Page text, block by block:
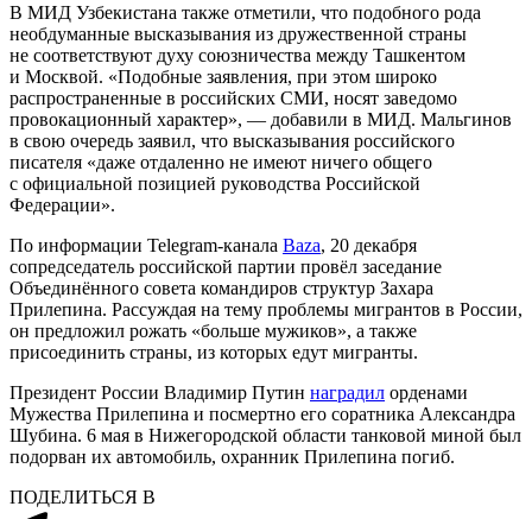
В МИД Узбекистана также отметили, что подобного рода
необдуманные высказывания из дружественной страны
не соответствуют духу союзничества между Ташкентом
и Москвой. «Подобные заявления, при этом широко
распространенные в российских СМИ, носят заведомо
провокационный характер», — добавили в МИД. Мальгинов
в свою очередь заявил, что высказывания российского
писателя «даже отдаленно не имеют ничего общего
с официальной позицией руководства Российской
Федерации».
По информации Telegram-канала Baza, 20 декабря
сопредседатель российской партии провёл заседание
Объединённого совета командиров структур Захара
Прилепина. Рассуждая на тему проблемы мигрантов в России,
он предложил рожать «больше мужиков», а также
присоединить страны, из которых едут мигранты.
Президент России Владимир Путин наградил орденами
Мужества Прилепина и посмертно его соратника Александра
Шубина. 6 мая в Нижегородской области танковой миной был
подорван их автомобиль, охранник Прилепина погиб.
ПОДЕЛИТЬСЯ В